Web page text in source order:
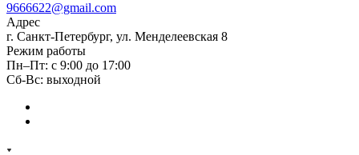
9666622@gmail.com
Адрес
г. Санкт-Петербург, ул. Менделеевская 8
Режим работы
Пн–Пт: с 9:00 до 17:00
Сб-Вс: выходной